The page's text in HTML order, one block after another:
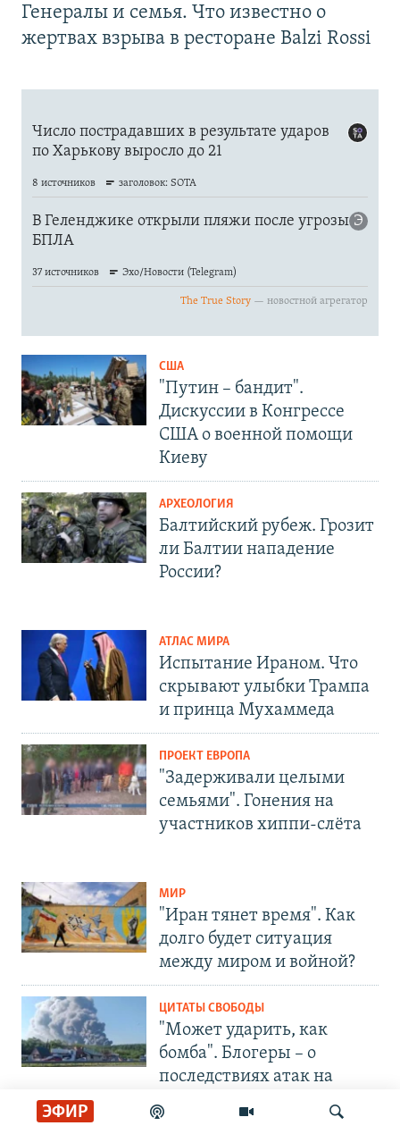
ЭФИР
Генералы и семья. Что известно о
жертвах взрыва в ресторане Balzi Rossi
США
"Путин – бандит".
Дискуссии в Конгрессе
США о военной помощи
Киеву
АРХЕОЛОГИЯ
Балтийский рубеж. Грозит
ли Балтии нападение
России?
АТЛАС МИРА
Испытание Ираном. Что
скрывают улыбки Трампа
и принца Мухаммеда
ПРОЕКТ ЕВРОПА
"Задерживали целыми
семьями". Гонения на
участников хиппи-слёта
МИР
"Иран тянет время". Как
долго будет ситуация
между миром и войной?
ЦИТАТЫ СВОБОДЫ
"Может ударить, как
бомба". Блогеры – о
последствиях атак на